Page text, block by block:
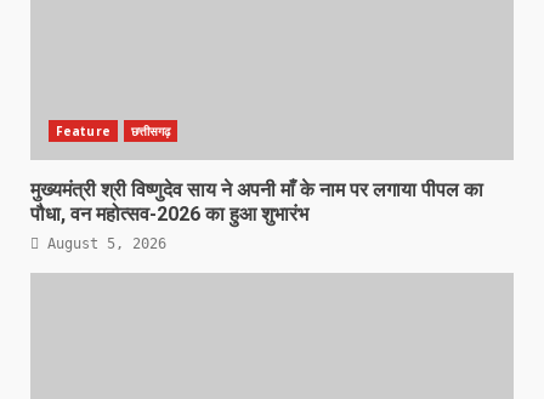
Feature छत्तीसगढ़
मुख्यमंत्री श्री विष्णुदेव साय ने अपनी माँ के नाम पर लगाया पीपल का
पौधा, वन महोत्सव-2026 का हुआ शुभारंभ
August 5, 2026